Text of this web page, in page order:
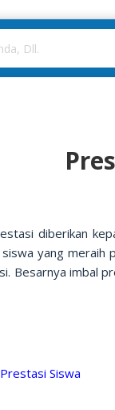
diberikan
yang meraih
Besarnya imbal
Siswa